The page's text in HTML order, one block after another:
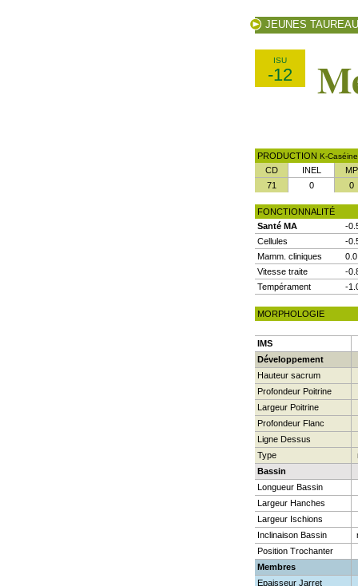
JEUNES
ISU
-12
PRODUCTION K-
CD INEL
MP
71
0 0
FONCTIONNALITÉ
Santé MA
-
Cellules
-
Mamm. cliniques
0.0
Vitesse traite
-
Tempérament
-
MORPHOLOGIE
IMS
Développement
Hauteur sacrum
Profondeur Poitrine
Largeur Poitrine
Profondeur Flanc
Ligne Dessus
Type
Bassin
Longueur Bassin
Largeur Hanches
Largeur Ischions
Inclinaison Bassin
Position Trochanter
Membres
Epaisseur Jarret